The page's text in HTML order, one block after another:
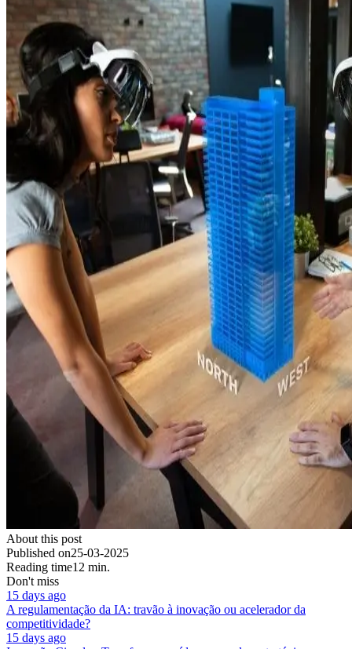
About this post
Published on25-03-2025
Reading time12 min.
Don't miss
15 days ago
A regulamentação da IA: travão à inovação ou acelerador da
competitividade?
15 days ago